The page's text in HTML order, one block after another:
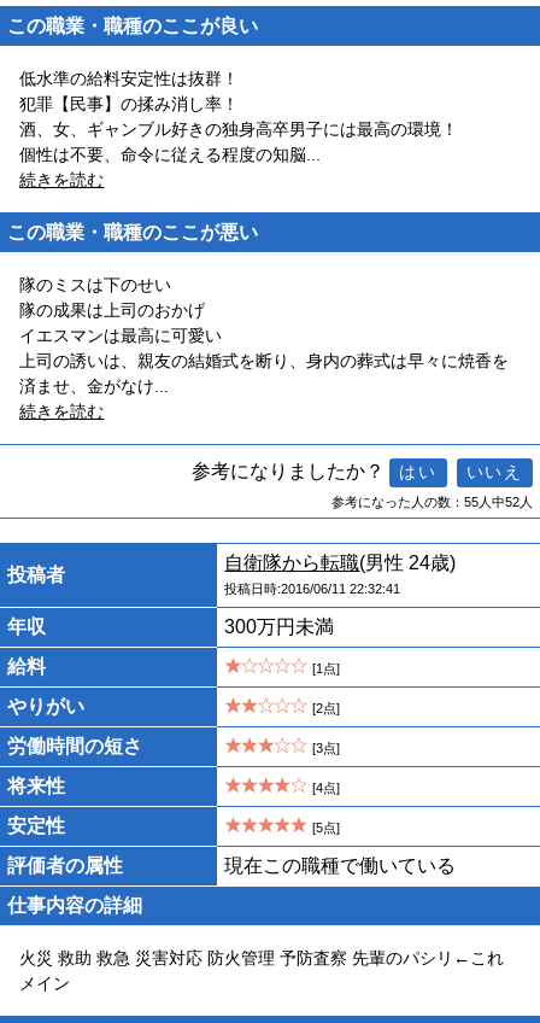
この職業・職種のここが良い
低水準の給料安定性は抜群！
犯罪【民事】の揉み消し率！
酒、女、ギャンブル好きの独身高卒男子には最高の環境！
個性は不要、命令に従える程度の知脳
続きを読む
この職業・職種のここが悪い
隊のミスは下のせい
隊の成果は上司のおかげ
イエスマンは最高に可愛い
上司の誘いは、親友の結婚式を断り、身内の葬式は早々に焼香を
済ませ、金がなけ
続きを読む
参考になりましたか？
参考になった人の数：55人中52人
投稿者
自衛隊から転職(男性 24歳)
投稿日時:2016/06/11 22:32:41
年収
300万円未満
給料
[1点]
やりがい [2点]
労働時間の短さ [3点]
将来性 [4点]
安定性 [5点]
評価者の属性
現在この職種で働いている
仕事内容の詳細
火災 救助 救急 災害対応 防火管理 予防査察 先輩のパシリ←これ
メイン